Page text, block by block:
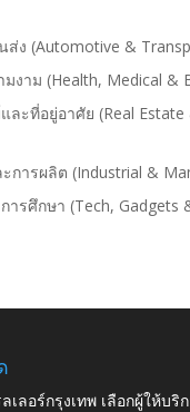
ง (Automotive &
งาม (Health, Medical &
ละที่อยู่อาศัย (Real
การผลิต (Industrial &
ารศึกษา (Tech, Gadgets
เลอร์กรุงเทพ เลือกผู้ให้บริ